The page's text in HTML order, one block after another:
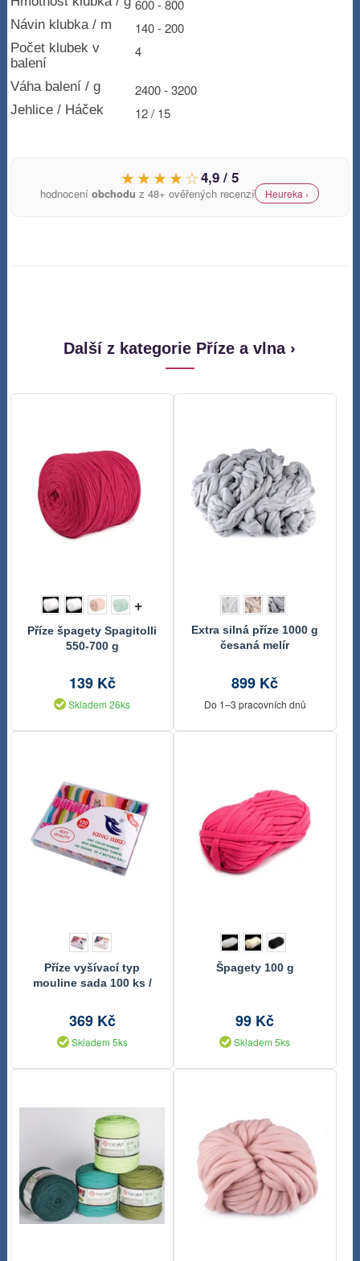
600 - 800
Návin klubka / m 140 - 200
Počet klubek v
balení
4
Váha balení / g 2400 - 3200
Jehlice / Háček 12 / 15
★★★★☆4,9 / 5
hodnoceníobchodu z 48+ ověřených recenzí Heureka ›
Další z kategorie Příze a vlna ›
+
Příze špagety Spagitolli
550-700 g
139 Kč
Skladem 26ks
Extra silná příze 1000 g
česaná melír
899 Kč
Do 1–3 pracovních dnů
Příze vyšívací typ
mouline sada 100 ks /
369 Kč
Skladem 5ks
Špagety 100 g
99 Kč
Skladem 5ks